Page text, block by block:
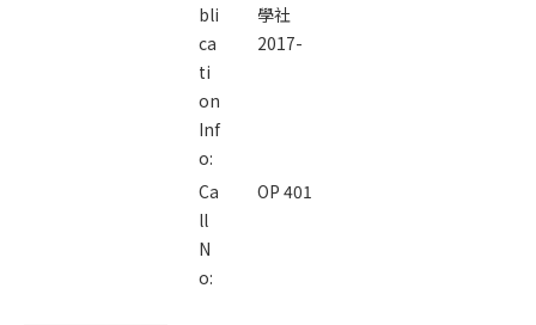
bli
ca
ti
on
Inf
o:
學社
2017-
Ca
ll
N
o:
OP 401